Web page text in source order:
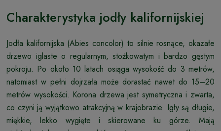
Charakterystyka jodły kalifornijskiej
Jodła kalifornijska (Abies concolor) to silnie rosnące, okazałe
drzewo iglaste o regularnym, stożkowatym i bardzo gęstym
pokroju. Po około 10 latach osiąga wysokość do 3 metrów,
natomiast w pełni dojrzała może dorastać nawet do 15–20
metrów wysokości. Korona drzewa jest symetryczna i zwarta,
co czyni ją wyjątkowo atrakcyjną w krajobrazie. Igły są długie,
miękkie, lekko wygięte i skierowane ku górze. Mają